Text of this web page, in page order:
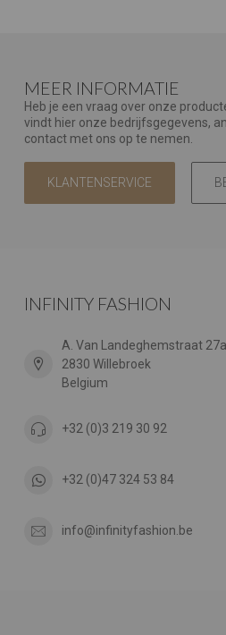
MEER INFORMATIE
Heb je een vraag over onze
vindt hier onze bedrijfsgegevens,
contact met ons op te nemen.
KLANTENSERVICE
INFINITY FASHION
A. Van Landeghemstraat 27a
2830 Willebroek
Belgium
+32 (0)3 219 30 92
+32 (0)47 324 53 84
info@infinityfashion.be